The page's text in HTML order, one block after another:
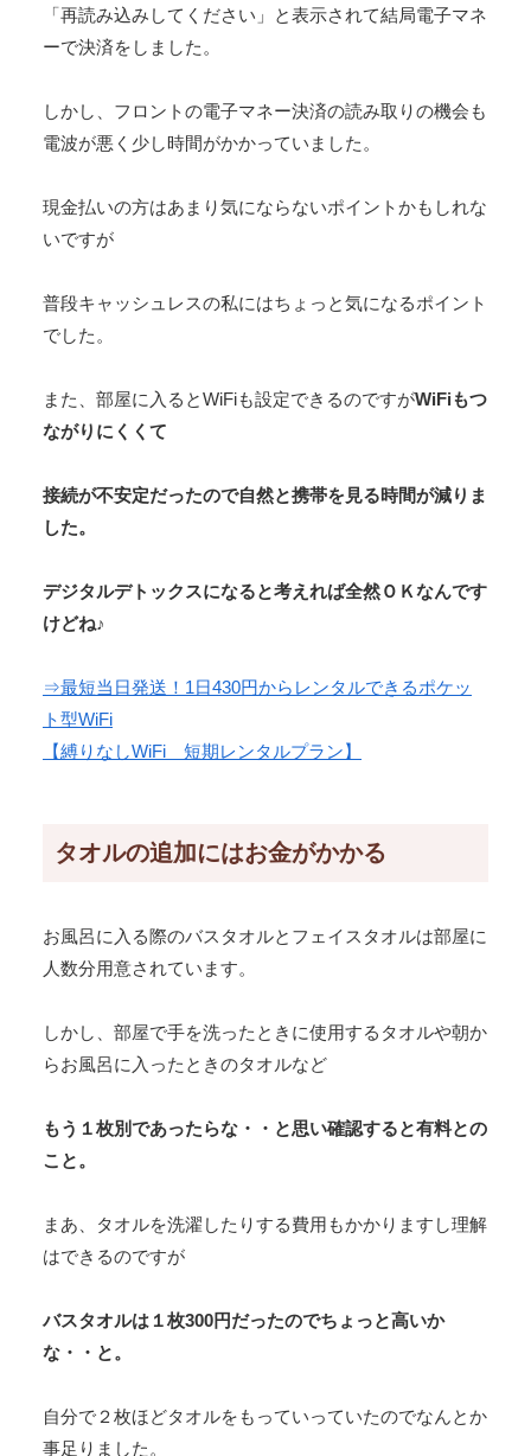
「再読み込みしてください」と表示されて結局電子マネ
ーで決済をしました。
しかし、フロントの電子マネー決済の読み取りの機会も
電波が悪く少し時間がかかっていました。
現金払いの方はあまり気にならないポイントかもしれな
いですが
普段キャッシュレスの私にはちょっと気になるポイント
でした。
また、部屋に入るとWiFiも設定できるのですがWiFiもつ
ながりにくくて
接続が不安定だったので自然と携帯を見る時間が減りま
した。
デジタルデトックスになると考えれば全然ＯＫなんです
けどね♪
⇒最短当日発送！1日430円からレンタルできるポケッ
ト型WiFi
【縛りなしWiFi 短期レンタルプラン】
タオルの追加にはお金がかかる
お風呂に入る際のバスタオルとフェイスタオルは部屋に
人数分用意されています。
しかし、部屋で手を洗ったときに使用するタオルや朝か
らお風呂に入ったときのタオルなど
もう１枚別であったらな・・と思い確認すると有料との
こと。
まあ、タオルを洗濯したりする費用もかかりますし理解
はできるのですが
バスタオルは１枚300円だったのでちょっと高いか
な・・と。
自分で２枚ほどタオルをもっていっていたのでなんとか
事足りました。